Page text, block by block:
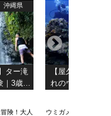
沖縄県
ター滝
｜3歳か
真＆動
険！大人
【屋久島・体験
れのウミガメに
ウミガメと出会うこ